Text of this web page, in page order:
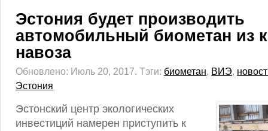
Эстония будет производить
автомобильный биометан из
навоза
Обновлено: Июль 20, 2017. Тэги: биометан, ВИЭ,
Эстония
Эстонский центр экологических
инвестиций намерен приступить к